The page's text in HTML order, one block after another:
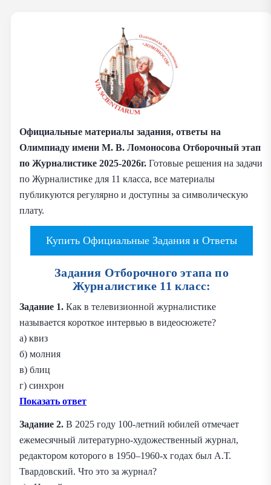
Официальные материалы задания, ответы на
Олимпиаду имени М. В. Ломоносова Отборочный этап
по Журналистике 2025-2026г. Готовые решения на задачи
по Журналистике для 11 класса, все материалы
публикуются регулярно и доступны за символическую
плату.
Купить Официальные Задания и Ответы
Задания Отборочного этапа по
Журналистике 11 класс:
Задание 1. Как в телевизионной журналистике
называется короткое интервью в видеосюжете?
а) квиз
б) молния
в) блиц
г) синхрон
Показать ответ
Задание 2. В 2025 году 100-летний юбилей отмечает
ежемесячный литературно-художественный журнал,
редактором которого в 1950–1960-х годах был А.Т.
Твардовский. Что это за журнал?